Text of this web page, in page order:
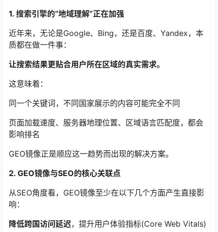
1. 搜索引擎的“地域理解”正在加强
近年来，无论是Google、Bing，还是百度、Yandex，本
质都在做一件事：
让搜索结果更贴合用户所在区域的真实需求。
这意味着：
同一个关键词，不同国家展示的内容可能完全不同
页面加载速度、服务器地理位置、区域语言匹配度，都会
影响排名
GEO镜像正是顺应这一趋势而出现的解决方案。
2. GEO镜像与SEO的核心关联点
从SEO角度看，GEO镜像至少在以下几个方面产生直接影
响：
降低跨国访问延迟，提升用户体验指标(Core Web Vitals)